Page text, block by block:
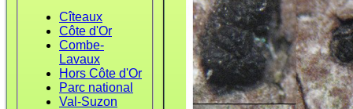
Cîteaux
Côte d'Or
Combe-
Lavaux
Hors Côte d'Or
Parc national
Val-Suzon